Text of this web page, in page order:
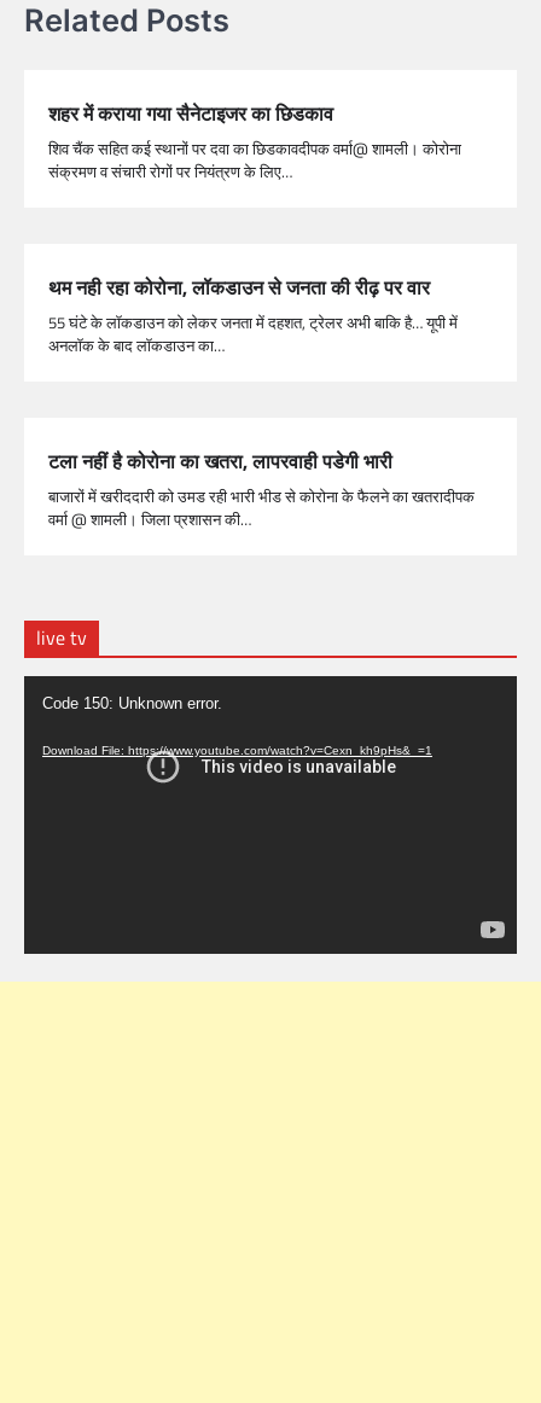
Related Posts
शहर में कराया गया सैनेटाइजर का छिडकाव
शिव चैंक सहित कई स्थानों पर दवा का छिडकावदीपक वर्मा@ शामली। कोरोना
संक्रमण व संचारी रोगों पर नियंत्रण के लिए…
थम नही रहा कोरोना, लॉकडाउन से जनता की रीढ़ पर वार
55 घंटे के लॉकडाउन को लेकर जनता में दहशत, ट्रेलर अभी बाकि है… यूपी में
अनलॉक के बाद लॉकडाउन का…
टला नहीं है कोरोना का खतरा, लापरवाही पडेगी भारी
बाजारों में खरीददारी को उमड रही भारी भीड से कोरोना के फैलने का खतरादीपक
वर्मा @ शामली। जिला प्रशासन की…
live tv
Video
Player
Code 150: Unknown error.
Download File: https://www.youtube.com/watch?v=Cexn_kh9pHs&_=1